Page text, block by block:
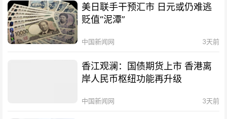
美日联手干预汇市 日元或仍难逃
贬值“泥潭”
中国新闻网 3天前
香江观澜：国债期货上市 香港离
岸人民币枢纽功能再升级
中国新闻网 3天前